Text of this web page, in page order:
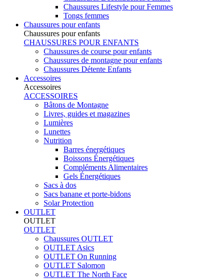
Chaussures Lifestyle pour Femmes
Tongs femmes
Chaussures pour enfants
Chaussures pour enfants
CHAUSSURES POUR ENFANTS
Chaussures de course pour enfants
Chaussures de montagne pour enfants
Chaussures Détente Enfants
Accessoires
Accessoires
ACCESSOIRES
Bâtons de Montagne
Livres, guides et magazines
Lumières
Lunettes
Nutrition
Barres énergétiques
Boissons Énergétiques
Compléments Alimentaires
Gels Énergétiques
Sacs à dos
Sacs banane et porte-bidons
Solar Protection
OUTLET
OUTLET
OUTLET
Chaussures OUTLET
OUTLET Asics
OUTLET On Running
OUTLET Salomon
OUTLET The North Face